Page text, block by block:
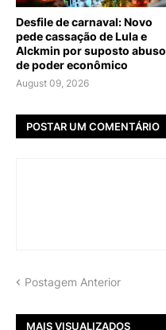
Desfile de carnaval: Novo
pede cassação de Lula e
Alckmin por suposto abuso
de poder econômico
August 09, 2026
POSTAR UM COMENTÁRIO
Postagem Anterior
MAIS VISUALIZADOS